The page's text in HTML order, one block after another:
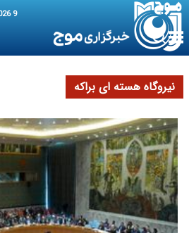
9 August 2026
نیروگاه هسته ای براکه